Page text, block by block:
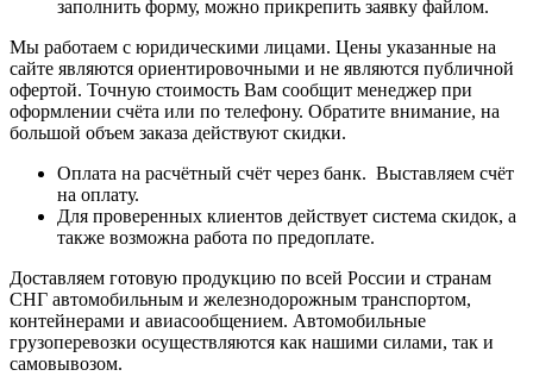
заполнить форму, можно прикрепить заявку файлом.
Мы работаем с юридическими лицами. Цены указанные на
сайте являются ориентировочными и не являются публичной
офертой. Точную стоимость Вам сообщит менеджер при
оформлении счёта или по телефону. Обратите внимание, на
большой объем заказа действуют скидки.
Оплата на расчётный счёт через банк. Выставляем счёт
на оплату.
Для проверенных клиентов действует система скидок, а
также возможна работа по предоплате.
Доставляем готовую продукцию по всей России и странам
СНГ автомобильным и железнодорожным транспортом,
контейнерами и авиасообщением. Автомобильные
грузоперевозки осуществляются как нашими силами, так и
самовывозом.